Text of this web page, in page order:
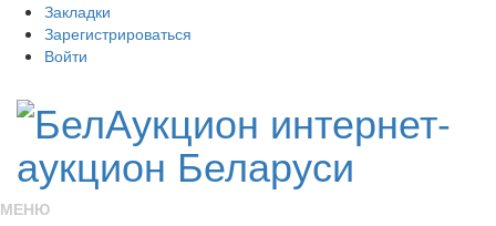
Закладки
Зарегистрироваться
Войти
МЕНЮ